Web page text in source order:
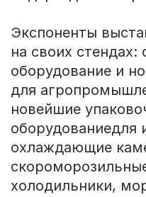
Экспоненты
на своих стендах:
оборудование и
для
новейшие
оборудованиедля
охлаждающие
холодильники,